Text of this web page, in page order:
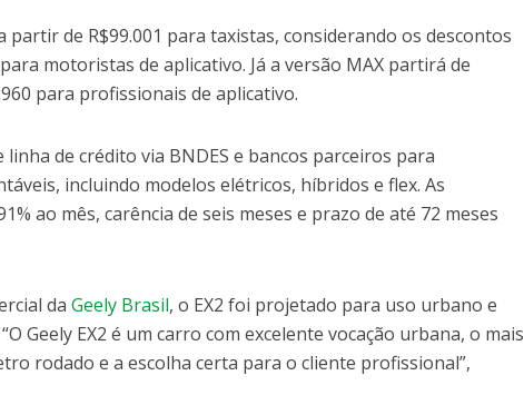
partir de R$99.001 para taxistas, considerando os descontos
motoristas de aplicativo. Já a versão MAX partirá de
para profissionais de aplicativo.
de crédito via BNDES e bancos parceiros para
incluindo modelos elétricos, híbridos e flex. As
ao mês, carência de seis meses e prazo de até 72 meses
daGeely Brasil, o EX2 foi projetado para uso urbano e
Geely EX2 é um carro com excelente vocação urbana, o mais
rodado e a escolha certa para o cliente profissional”,